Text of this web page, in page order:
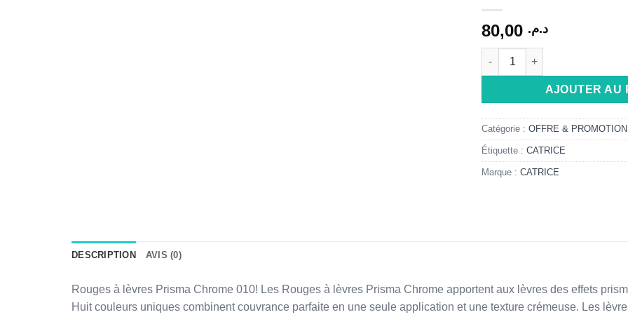
د.م.
quantité de Catrice ROUGE À
AJOUTER AU
Alternative:
Catégorie : OFFRE & PROMOTION
Étiquette : CATRICE
Marque : CATRICE
DESCRIPTION AVIS (0)
Rouges à lèvres Prisma Chrome 010! Les Rouges à lèvres Prisma Chrome apportent aux lèvres des effets
Huit couleurs uniques combinent couvrance parfaite en une seule application et une texture crémeuse. Les